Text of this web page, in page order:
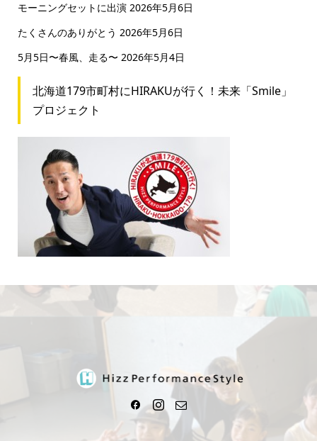
モーニングセットに出演 2026年5月6日
たくさんのありがとう 2026年5月6日
5月5日〜春風、走る〜 2026年5月4日
北海道179市町村にHIRAKUが行く！未来「Smile」
プロジェクト